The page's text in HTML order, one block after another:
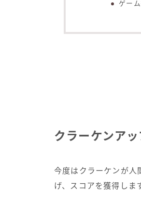
ゲー
クラーケンア
今度はクラーケンが人
げ、スコアを獲得しま